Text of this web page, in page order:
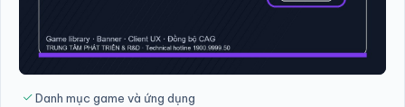
Danh mục game và ứng dụng